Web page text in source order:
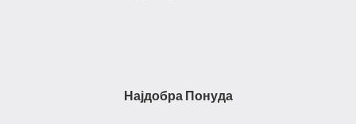
Најдобра Понуда